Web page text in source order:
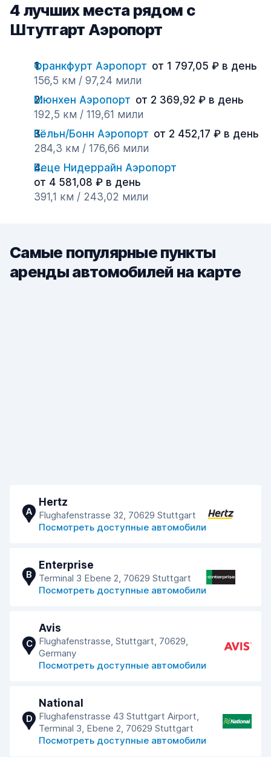
4 лучших места рядом с
Штутгарт Аэропорт
Франкфурт Аэропорт от 1 797,05 ₽ в день
156,5 км / 97,24 мили
Мюнхен Аэропорт от 2 369,92 ₽ в день
192,5 км / 119,61 мили
Кёльн/Бонн Аэропорт от 2 452,17 ₽ в день
284,3 км / 176,66 мили
Веце Нидеррайн Аэропорт
от 4 581,08 ₽ в день
391,1 км / 243,02 мили
Самые популярные пункты
аренды автомобилей на карте
A
Hertz
Flughafenstrasse 32, 70629 Stuttgart
Посмотреть доступные автомобили
B
Enterprise
Terminal 3 Ebene 2, 70629 Stuttgart
Посмотреть доступные автомобили
C
Avis
Flughafenstrasse, Stuttgart, 70629,
Germany
Посмотреть доступные автомобили
D
National
Flughafenstrasse 43 Stuttgart Airport,
Terminal 3, Ebene 2, 70629 Stuttgart
Посмотреть доступные автомобили